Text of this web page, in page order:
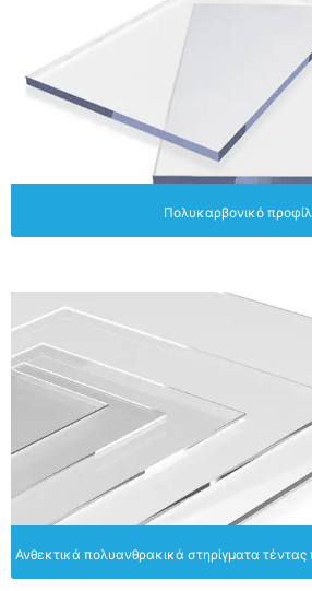
Πολυκαρβονικό
Ανθεκτικά πολυανθρακικά στηρίγματα